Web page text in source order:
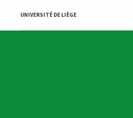
UNIVERSITÉ DE LIÈGE